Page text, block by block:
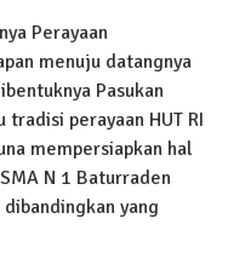
Perayaan
menuju datangnya
Pasukan
perayaan HUT RI
mempersiapkan hal
N 1 Baturraden
yang